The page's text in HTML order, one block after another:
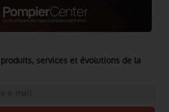
services et évolutions de la